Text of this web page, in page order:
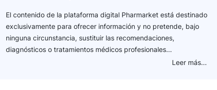
El contenido de la plataforma digital Pharmarket está destinado
exclusivamente para ofrecer información y no pretende, bajo
ninguna circunstancia, sustituir las recomendaciones,
diagnósticos o tratamientos médicos profesionales...
Leer más...